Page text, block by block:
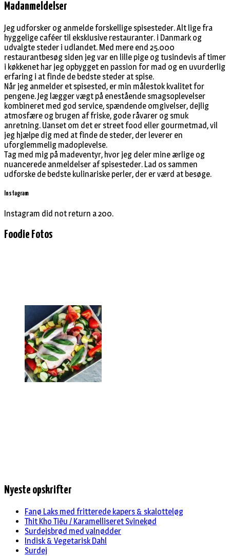
Madanmeldelser
Jeg udforsker og anmelde forskellige spisesteder. Alt lige fra
hyggelige caféer til eksklusive restauranter. i Danmark og
udvalgte steder i udlandet. Med mere end 25.000
restaurantbesøg siden jeg var en lille pige og tusindevis af timer
i køkkenet har jeg opbygget en passion for mad og en uvurderlig
erfaring i at finde de bedste steder at spise.
Når jeg anmelder et spisested, er min målestok kvalitet for
pengene. Jeg lægger vægt på enestående smagsoplevelser
kombineret med god service, spændende omgivelser, dejlig
atmosfære og brugen af friske, gode råvarer og smuk
anretning. Uanset om det er street food eller gourmetmad, vil
jeg hjælpe dig med at finde de steder, der leverer en
uforglemmelig madoplevelse.
Tag med mig på madeventyr, hvor jeg deler mine ærlige og
nuancerede anmeldelser af spisesteder. Lad os sammen
udforske de bedste kulinariske perler, der er værd at besøge.
Instagram
Instagram did not return a 200.
Foodie Fotos
Nyeste opskrifter
Fanø Laks med fritterede kapers & skalotteløg
Thit Kho Tiêu / Karamelliseret Svinekød
Surdejsbrød med valnødder
Indisk & Vegetarisk Dahl
Surdej